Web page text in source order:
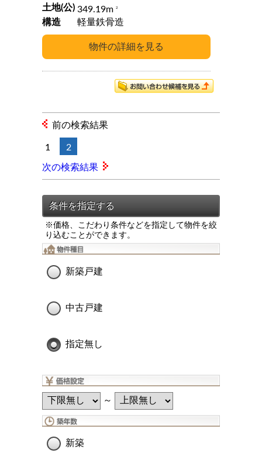
土地(公) 349.19m 2
構造 軽量鉄骨造
前の検索結果
1 2
次の検索結果
※価格、こだわり条件などを指定して物件を絞
り込むことができます。
新築戸建
中古戸建
指定無し
～
新築